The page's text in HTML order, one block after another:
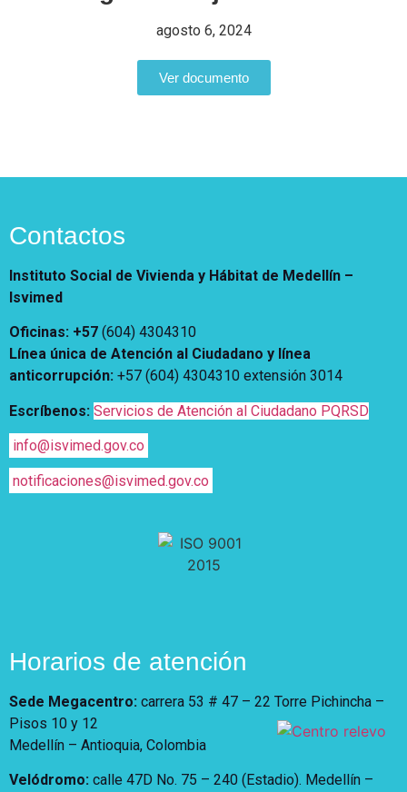
Vivienda un proyecto
Acompañamiento Social
¿Qué es el ISVIMED?
fuente
Contraste
Centro de relevo
Más Información sobre Accesibilidad
agosto 6, 2024
Ver documento
Contactos
Instituto Social de Vivienda y Hábitat de Medellín –
Isvimed
Oficinas: +57 (604) 4304310
Línea única de Atención al Ciudadano y línea
anticorrupción: +57 (604) 4304310 extensión 3014
Escríbenos: Servicios de Atención al Ciudadano PQRSD
info@isvimed.gov.co
notificaciones@isvimed.gov.co
Horarios de atención
Sede Megacentro: carrera 53 # 47 – 22 Torre Pichincha –
Pisos 10 y 12
Medellín – Antioquia, Colombia
Velódromo: calle 47D No. 75 – 240 (Estadio). Medellín –